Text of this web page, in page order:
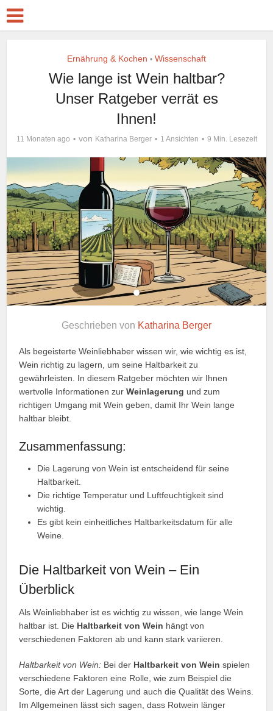
Ernährung & Kochen • Wissenschaft
Wie lange ist Wein haltbar?
Unser Ratgeber verrät es
Ihnen!
11 Monaten ago von Katharina Berger 1 Ansichten 9 Min. Lesezeit
Geschrieben von Katharina Berger
Als begeisterte Weinliebhaber wissen wir, wie wichtig es ist,
Wein richtig zu lagern, um seine Haltbarkeit zu
gewährleisten. In diesem Ratgeber möchten wir Ihnen
wertvolle Informationen zurWeinlagerung und zum
richtigen Umgang mit Wein geben, damit Ihr Wein lange
haltbar bleibt.
Zusammenfassung:
Die Lagerung von Wein ist entscheidend für seine
Haltbarkeit.
Die richtige Temperatur und Luftfeuchtigkeit sind
wichtig.
Es gibt kein einheitliches Haltbarkeitsdatum für alle
Weine.
Die Haltbarkeit von Wein – Ein
Überblick
Als Weinliebhaber ist es wichtig zu wissen, wie lange Wein
haltbar ist. Die Haltbarkeit von Wein hängt von
verschiedenen Faktoren ab und kann stark variieren.
Haltbarkeit von Wein: Bei der Haltbarkeit von Wein spielen
verschiedene Faktoren eine Rolle, wie zum Beispiel die
Sorte, die Art der Lagerung und auch die Qualität des Weins.
Im Allgemeinen lässt sich sagen, dass Rotwein länger